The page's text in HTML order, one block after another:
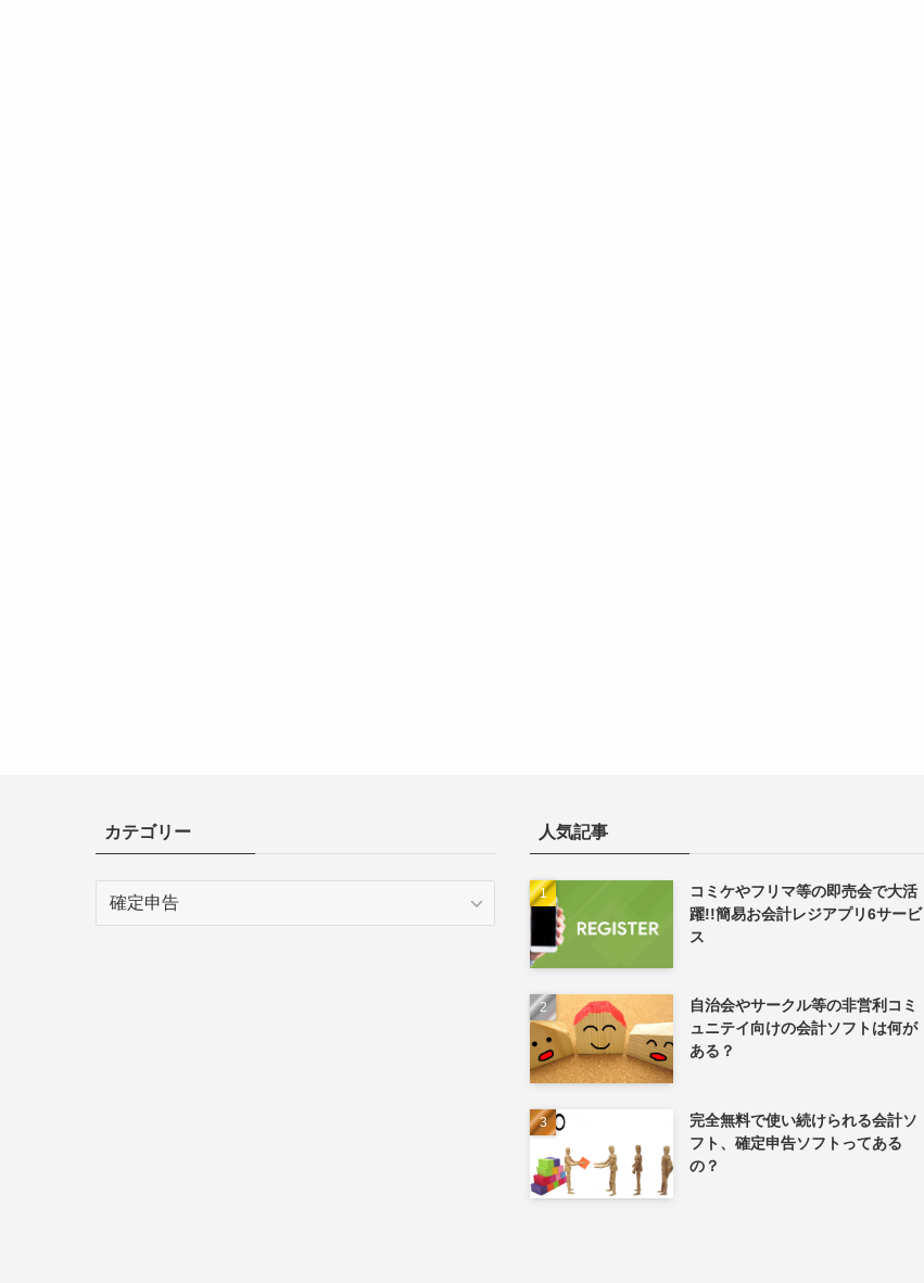
カテゴリー
カ
人気記事
コミケやフリマ等の即売会で大活
躍!!簡易お会計レジアプリ6サービ
ス
自治会やサークル等の非営利コミ
ュニテイ向けの会計ソフトは何が
ある？
完全無料で使い続けられる会計ソ
フト、確定申告ソフトってある
の？